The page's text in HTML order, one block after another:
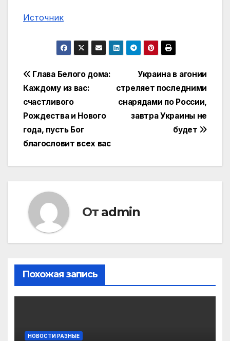
Источник
Навигация
по
записям
Украина в агонии
стреляет последними
снарядами по России,
завтра Украины не
будет
Глава Белого дома:
Каждому из вас:
счастливого
Рождества и Нового
года, пусть Бог
благословит всех вас
От admin
Похожая запись
НОВОСТИ РАЗНЫЕ